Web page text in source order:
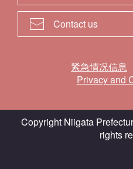
Contact us
紧急情况信息
Privacy and
Copyright Niigata
rights